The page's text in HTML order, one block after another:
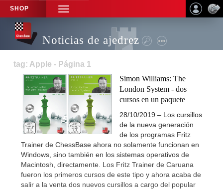
SHOP
TOGGLE
NAVIGATION
Noticias de ajedrez
tag: Apple - Página 1
Simon Williams: The
London System - dos
cursos en un paquete
28/10/2019 – Los cursillos
de la nueva generación
de los programas Fritz
Trainer de ChessBase ahora no solamente funcionan en
Windows, sino también en los sistemas operativos de
Macintosh, directamente. Los Fritz Trainer de Caruana
fueron los primeros cursos de este tipo y ahora acaba de
salir a la venta dos nuevos cursillos a cargo del popular